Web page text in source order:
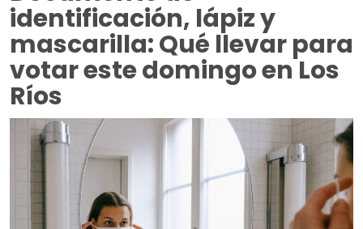
identificación, lápiz y
mascarilla: Qué llevar para
votar este domingo en Los
Ríos